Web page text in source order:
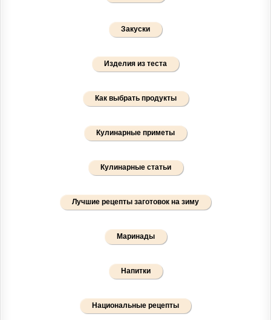
Закуски
Изделия из теста
Как выбрать продукты
Кулинарные приметы
Кулинарные статьи
Лучшие рецепты заготовок на зиму
Маринады
Напитки
Национальные рецепты